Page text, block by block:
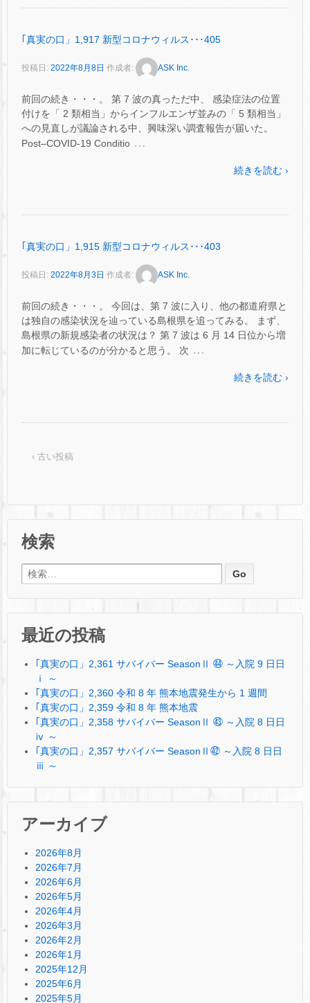
｢真実の口」1,917 新型コロナウィルス･･･405
投稿日: 2022年8月8日 作成者: ASK Inc.
前回の続き・・・。 第 7 波の真っただ中、 感染症法の位置
付けを「 2 類相当」からインフルエンザ並みの「 5 類相当」
への見直しが議論される中、興味深い調査報告が届いた。
Post–COVID-19 Conditio …
続きを読む ›
｢真実の口」1,915 新型コロナウィルス･･･403
投稿日: 2022年8月3日 作成者: ASK Inc.
前回の続き・・・。 今回は、第 7 波に入り、他の都道府県と
は独自の感染状況を辿っている島根県を追ってみる。 まず、
島根県の新規感染者の状況は？ 第 7 波は 6 月 14 日位から増
加に転じているのが分かると思う。 次 …
続きを読む ›
‹ 古い投稿
検索
検索:
最近の投稿
｢真実の口」2,361 サバイバー SeasonⅡ ㊹ ～入院 9 日日
ⅰ ～
｢真実の口」2,360 令和 8 年 熊本地震発生から 1 週間
｢真実の口」2,359 令和 8 年 熊本地震
｢真実の口」2,358 サバイバー SeasonⅡ ㊸ ～入院 8 日日
ⅳ ～
｢真実の口」2,357 サバイバー SeasonⅡ㊷ ～入院 8 日日
ⅲ ～
アーカイブ
2026年8月
2026年7月
2026年6月
2026年5月
2026年4月
2026年3月
2026年2月
2026年1月
2025年12月
2025年6月
2025年5月